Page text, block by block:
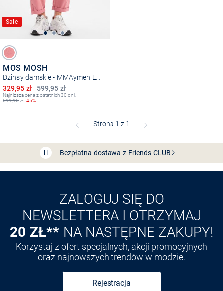
Sale
MOS MOSH
599,95 zł
Obniżona cena
329,95 zł
Najniższa cena z ostatnich 30 dni:
599,95zł-45%
Bezpłatna dostawa z FriendsCLUB
Przedłużenie czasu zwrotu towaru: 60 dni
Odkryj aplikację VAN GRAAF
ZALOGUJ SIĘ DO
NEWSLETTERA I OTRZYMAJ
20 ZŁ** NA NASTĘPNE ZAKUPY!
Korzystaj z ofert specjalnych, akcji promocyjnych
oraz najnowszych trendów w modzie.
Rejestracja